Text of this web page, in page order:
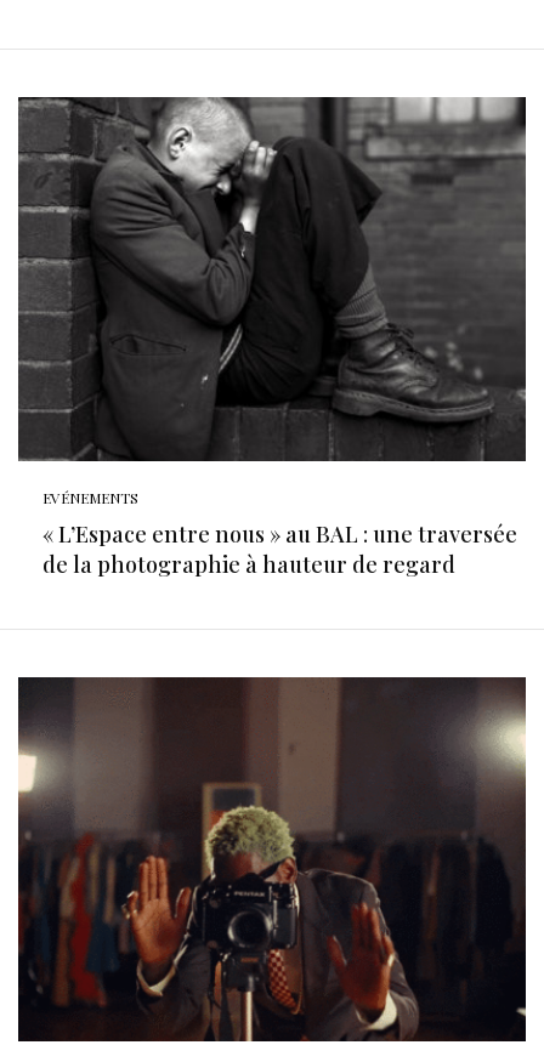
EVÉNEMENTS
« L’Espace entre nous » au BAL : une traversée
de la photographie à hauteur de regard